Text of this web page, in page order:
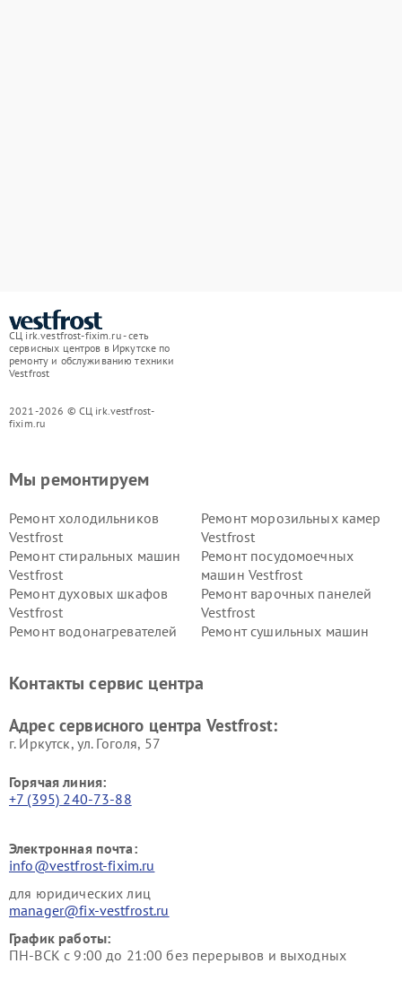
СЦ irk.vestfrost-fixim.ru - сеть
сервисных центров в Иркутске по
ремонту и обслуживанию техники
Vestfrost
2021-2026 © СЦ irk.vestfrost-
fixim.ru
Мы ремонтируем
Ремонт холодильников
Vestfrost
Ремонт морозильных камер
Vestfrost
Ремонт стиральных машин
Vestfrost
Ремонт посудомоечных
машин Vestfrost
Ремонт духовых шкафов
Vestfrost
Ремонт варочных панелей
Vestfrost
Ремонт водонагревателей
Ремонт сушильных машин
Vestfrost
Контакты сервис центра
Адрес сервисного центра Vestfrost:
г. Иркутск, ул. ​Гоголя, 57
Горячая линия:
+7 (395) 240-73-88
Электронная почта:
info@vestfrost-fixim.ru
для юридических лиц
manager@fix-vestfrost.ru
График работы:
ПН-ВСК с 9:00 до 21:00 без перерывов и выходных